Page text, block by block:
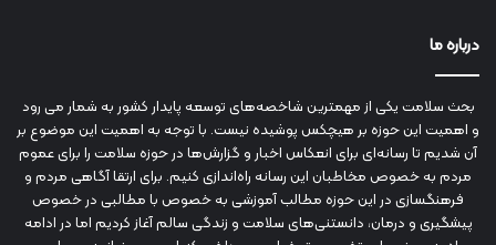
درباره ما
بحث سلامت یکی از مهمترین شاخصه‌های توسعه پایدار کشور به شمار می رود
و اهمیت این حوزه بر هیچکس پوشیده نیست. با توجه به اهمیت این موضوع بر
آن شدیم تا رسانه‌ای برای انعکاس اخبار و گزارش‌ها در حوزه سلامت را برای عموم
مردم به خصوص مخاطبان این رسانه راه‌اندازی کنیم. برای ارتقا آگاهی مردم و
فرهنگسازی در این حوزه مطالب آموزشی به خصوص با مطالبی در خصوص
پیشگیری و درمان، دانستنی‌های سلامت و زندگی سالم آغاز کردیم اما در ادامه